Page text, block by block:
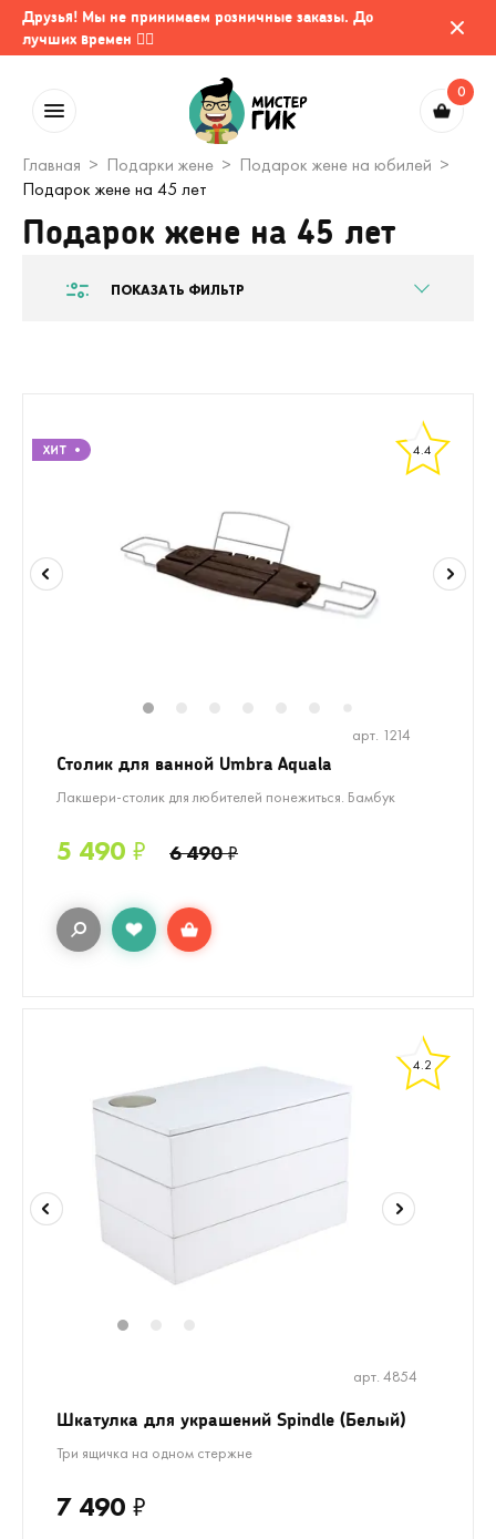
Друзья! Мы не принимаем розничные заказы. До
лучших времен 🤷‍♂️
0
Главная Подарки жене
Подарок жене на юбилей
Подарок жене на 45 лет
Подарок жене на 45 лет
ПОКАЗАТЬ ФИЛЬТР
4.4
арт. 1214
Столик для ванной Umbra Aquala
Лакшери-столик для любителей понежиться. Бамбук
5 490 ₽ 6 490₽
4.2
Шкатулка для украшений Spindle (Белый)
Три ящичка на одном стержне
арт. 4854
7 490 ₽